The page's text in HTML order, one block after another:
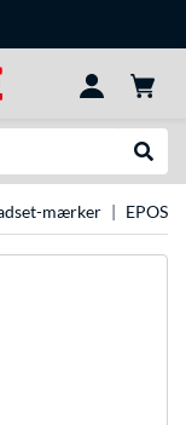
mærker EPOS-